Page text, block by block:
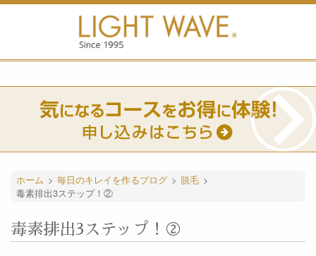
ホーム > 毎日のキレイを作るブログ > 脱毛 >
毒素排出3ステップ！②
毒素排出3ステップ！②